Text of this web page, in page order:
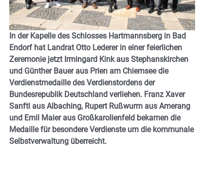
In der Kapelle des Schlosses Hartmannsberg in Bad
Endorf hat Landrat Otto Lederer in einer feierlichen
Zeremonie jetzt Irmingard Kink aus Stephanskirchen
und Günther Bauer aus Prien am Chiemsee die
Verdienstmedaille des Verdienstordens der
Bundesrepublik Deutschland verliehen. Franz Xaver
Sanftl aus Albaching, Rupert Rußwurm aus Amerang
und Emil Maier aus Großkarolienfeld bekamen die
Medaille für besondere Verdienste um die kommunale
Selbstverwaltung überreicht.